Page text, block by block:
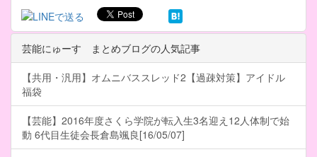
芸能にゅーす まとめブログの人気記事
【共用・汎用】オムニバススレッド2【過疎対策】アイドル
福袋
【芸能】2016年度さくら学院が転入生3名迎え12人体制で始
動 6代目生徒会長倉島颯良[16/05/07]